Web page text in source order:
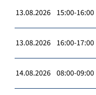
13.08.2026 15:00-16:00
13.08.2026 16:00-17:00
14.08.2026 08:00-09:00